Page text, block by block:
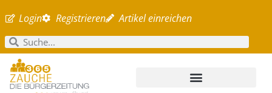
Login Registrieren Artikel einreichen